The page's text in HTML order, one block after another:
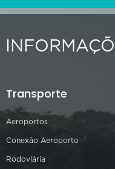
Transporte
Aeroportos
Conexão Aeroporto
Rodoviária